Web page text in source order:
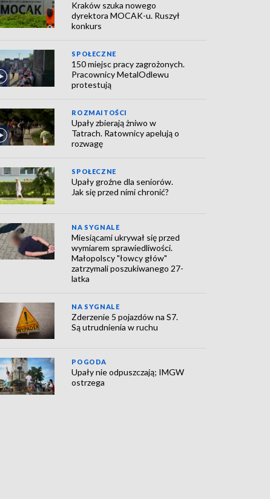
Kraków szuka nowego
dyrektora MOCAK-u. Ruszył
konkurs
SPOŁECZNE
150 miejsc pracy zagrożonych.
Pracownicy MetalOdlewu
protestują
ROZMAITOŚCI
Upały zbierają żniwo w
Tatrach. Ratownicy apelują o
rozwagę
SPOŁECZNE
Upały groźne dla seniorów.
Jak się przed nimi chronić?
NA SYGNALE
Miesiącami ukrywał się przed
wymiarem sprawiedliwości.
Małopolscy "łowcy głów"
zatrzymali poszukiwanego 27-
latka
NA SYGNALE
Zderzenie 5 pojazdów na S7.
Są utrudnienia w ruchu
POGODA
Upały nie odpuszczają; IMGW
ostrzega